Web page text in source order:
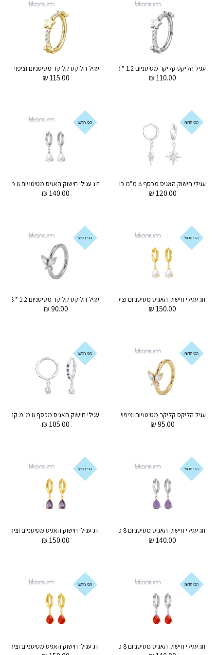
110.00
₪
115.00
₪
הכי חדש!
120.00
₪
הכי חדש!
140.00
₪
הכי חדש!
150.00
₪
הכי חדש!
90.00
₪
הכי חדש!
עגיל הליקס קליקר מטיטניום וציפוי זהב 1.2 * 8 מ"מ פרפר עם קריסטלים לבנים
95.00
₪
הכי חדש!
105.00
₪
הכי חדש!
זוג עגילי חישוק האגיס מטיטניום 8 מ"מ טיפה אמטיסט סגולה תלויה
140.00
₪
הכי חדש!
150.00
₪
הכי חדש!
זוג עגילי חישוק האגיס מטיטניום 8 מ"מ טיפה ג'ייד אדומה תלויה
הכי חדש!